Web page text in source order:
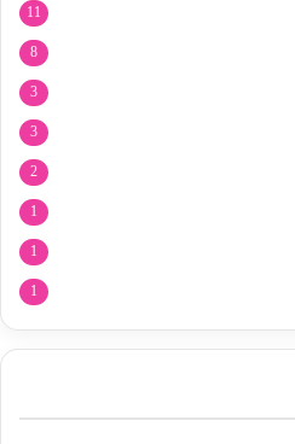
11
8
3
3
2
1
1
1